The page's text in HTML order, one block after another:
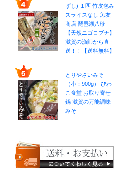
ずし) １匹 竹皮包み
スライスなし 魚友
商店 琵琶湖八珍
【天然ニゴロブナ】
滋賀の漁師から直
送！！【送料無料】
とりやさいみそ
（小：900g） びわ
こ食堂 お取り寄せ
鍋 滋賀の万能調味
みそ